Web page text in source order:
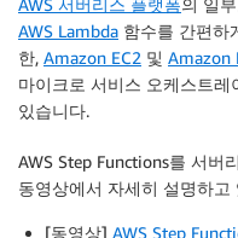
AWS 서버리스 플랫폼의 일
AWS Lambda 함수를 간편하
한, Amazon EC2 및 Amazon
마이크로 서비스 오케스트
있습니다.
AWS Step Functions를 서버
동영상에서 자세히 설명하
[동영상] AWS Step